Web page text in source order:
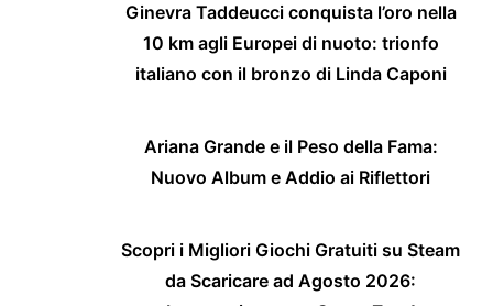
Ginevra Taddeucci conquista l’oro nella
10 km agli Europei di nuoto: trionfo
italiano con il bronzo di Linda Caponi
Ariana Grande e il Peso della Fama:
Nuovo Album e Addio ai Riflettori
Scopri i Migliori Giochi Gratuiti su Steam
da Scaricare ad Agosto 2026: